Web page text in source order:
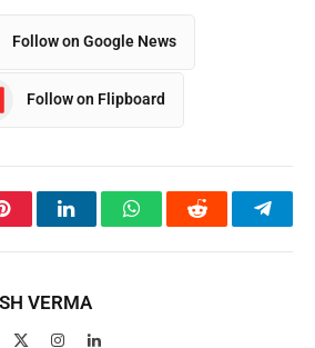
Follow on Google News
Follow on Flipboard
PinterestLinkedInWhatsAppReddit
VERMA
InstagramLinkedIn